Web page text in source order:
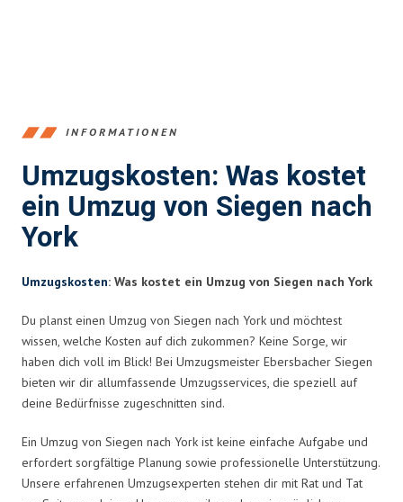
INFORMATIONEN
Umzugskosten: Was kostet
ein Umzug von Siegen nach
York
Umzugskosten: Was kostet ein Umzug von Siegen nach York
Du planst einen Umzug von Siegen nach York und möchtest
wissen, welche Kosten auf dich zukommen? Keine Sorge, wir
haben dich voll im Blick! Bei Umzugsmeister Ebersbacher Siegen
bieten wir dir allumfassende Umzugsservices, die speziell auf
deine Bedürfnisse zugeschnitten sind.
Ein Umzug von Siegen nach York ist keine einfache Aufgabe und
erfordert sorgfältige Planung sowie professionelle Unterstützung.
Unsere erfahrenen Umzugsexperten stehen dir mit Rat und Tat